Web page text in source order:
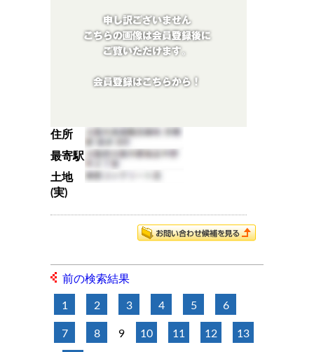
住所
最寄駅
土地
(実)
前の検索結果
1 2 3 4 5 6
7 8 9 10 11 12 13